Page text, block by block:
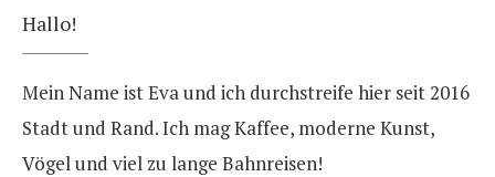
Hallo!
Mein Name ist Eva und ich durchstreife hier seit 2016
Stadt und Rand. Ich mag Kaffee, moderne Kunst,
Vögel und viel zu lange Bahnreisen!